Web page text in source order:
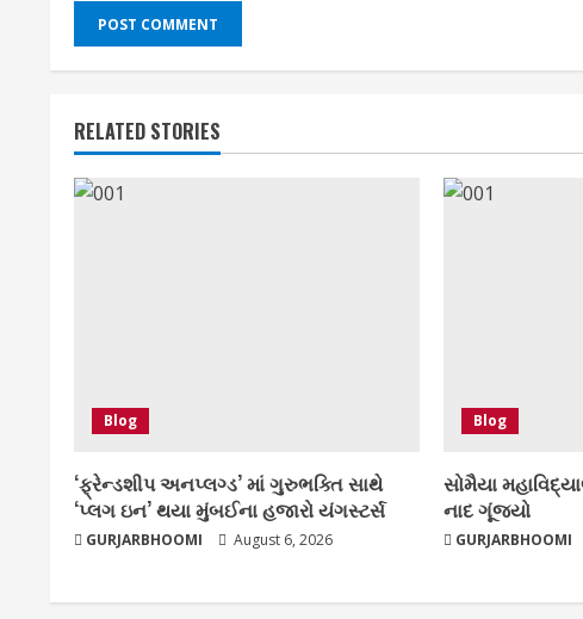
RELATED STORIES
Blog
‘ફ્રેન્ડશીપ અનપ્લગ્ડ’ માં ગુરુભક્તિ સાથે
‘પ્લગ ઇન’ થયા મુંબઈના હજારો યંગસ્ટર્સ
GURJARBHOOMI August 6, 2026
Blog
સોમૈયા
નાદ ગૂંજ્યો
GURJARBHOOMI